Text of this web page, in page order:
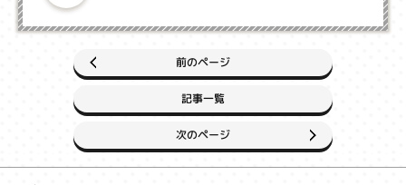
前のページ
記事一覧
次のページ